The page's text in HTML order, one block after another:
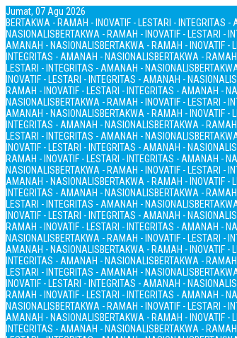
Jumat, 07 Agu 2026
BERTAKWA - RAMAH - INOVATIF - LESTARI - INTEGRITAS
NASIONALISBERTAKWA - RAMAH - INOVATIF - LESTARI -
AMANAH - NASIONALISBERTAKWA - RAMAH - INOVATIF -
INTEGRITAS - AMANAH - NASIONALISBERTAKWA -
LESTARI - INTEGRITAS - AMANAH - NASIONALIS
INOVATIF - LESTARI - INTEGRITAS - AMANAH - NASIONALIS
RAMAH - INOVATIF - LESTARI - INTEGRITAS - AMANAH -
NASIONALISBERTAKWA - RAMAH - INOVATIF - LESTARI -
AMANAH - NASIONALISBERTAKWA - RAMAH - INOVATIF -
INTEGRITAS - AMANAH - NASIONALISBERTAKWA -
LESTARI - INTEGRITAS - AMANAH - NASIONALIS
INOVATIF - LESTARI - INTEGRITAS - AMANAH - NASIONALIS
RAMAH - INOVATIF - LESTARI - INTEGRITAS - AMANAH -
NASIONALISBERTAKWA - RAMAH - INOVATIF - LESTARI -
AMANAH - NASIONALISBERTAKWA - RAMAH - INOVATIF -
INTEGRITAS - AMANAH - NASIONALISBERTAKWA -
LESTARI - INTEGRITAS - AMANAH - NASIONALIS
INOVATIF - LESTARI - INTEGRITAS - AMANAH - NASIONALIS
RAMAH - INOVATIF - LESTARI - INTEGRITAS - AMANAH -
NASIONALISBERTAKWA - RAMAH - INOVATIF - LESTARI -
AMANAH - NASIONALISBERTAKWA - RAMAH - INOVATIF -
INTEGRITAS - AMANAH - NASIONALISBERTAKWA -
LESTARI - INTEGRITAS - AMANAH - NASIONALIS
INOVATIF - LESTARI - INTEGRITAS - AMANAH - NASIONALIS
RAMAH - INOVATIF - LESTARI - INTEGRITAS - AMANAH -
NASIONALISBERTAKWA - RAMAH - INOVATIF - LESTARI -
AMANAH - NASIONALISBERTAKWA - RAMAH - INOVATIF -
INTEGRITAS - AMANAH - NASIONALISBERTAKWA -